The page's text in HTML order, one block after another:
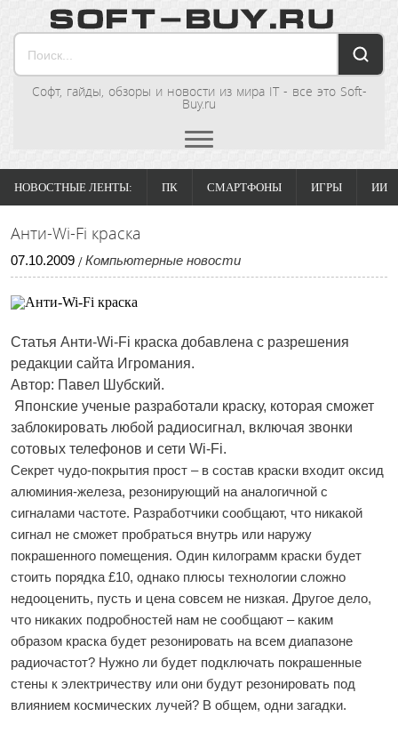
Софт, гайды, обзоры и новости из мира IT - все это Soft-
Buy.ru
НОВОСТНЫЕ ЛЕНТЫ: ПК СМАРТФОНЫ ИГРЫ ИИ
Анти-Wi-Fi краска
07.10.2009 / Компьютерные новости
Статья Анти-Wi-Fi краска добавлена с разрешения
редакции сайта Игромания.
Автор: Павел Шубский.
Японские ученые разработали краску, которая сможет
заблокировать любой радиосигнал, включая звонки
сотовых телефонов и сети Wi-Fi.
Секрет чудо-покрытия прост – в состав краски входит оксид
алюминия-железа, резонирующий на аналогичной с
сигналами частоте. Разработчики сообщают, что никакой
сигнал не сможет пробраться внутрь или наружу
покрашенного помещения. Один килограмм краски будет
стоить порядка £10, однако плюсы технологии сложно
недооценить, пусть и цена совсем не низкая. Другое дело,
что никаких подробностей нам не сообщают – каким
образом краска будет резонировать на всем диапазоне
радиочастот? Нужно ли будет подключать покрашенные
стены к электричеству или они будут резонировать под
влиянием космических лучей? В общем, одни загадки.